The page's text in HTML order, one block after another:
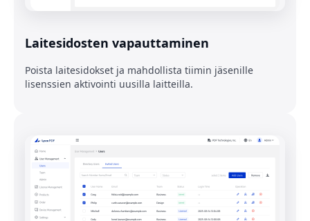
Laitesidosten vapauttaminen
Poista laitesidokset ja mahdollista tiimin jäsenille
lisenssien aktivointi uusilla laitteilla.